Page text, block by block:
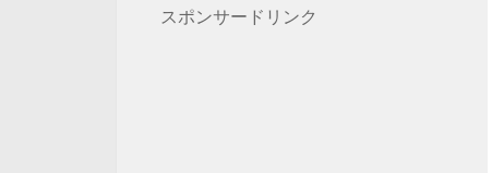
スポンサードリンク